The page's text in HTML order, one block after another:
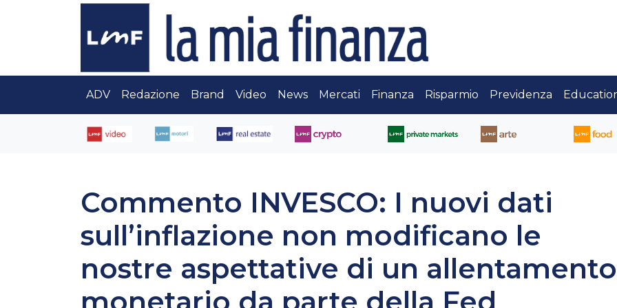
ADV Redazione Brand Video News Mercati Finanza Risparmio Previdenza
Commento INVESCO: I nuovi dati
sull’inflazione non modificano le
nostre aspettative di un allentamento